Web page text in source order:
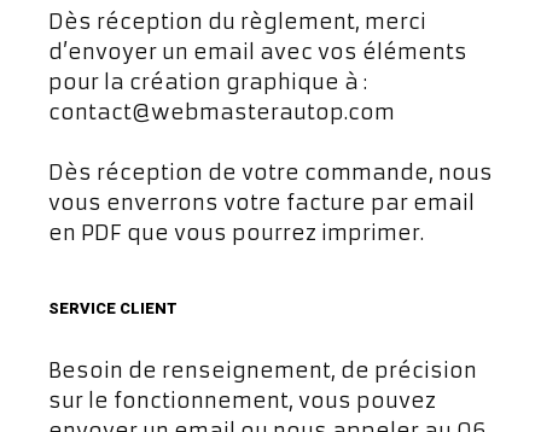
Dès réception du règlement, merci
d’envoyer un email avec vos éléments
pour la création graphique à :
contact@webmasterautop.com
Dès réception de votre commande, nous
vous enverrons votre facture par email
en PDF que vous pourrez imprimer.
SERVICE CLIENT
Besoin de renseignement, de précision
sur le fonctionnement, vous pouvez